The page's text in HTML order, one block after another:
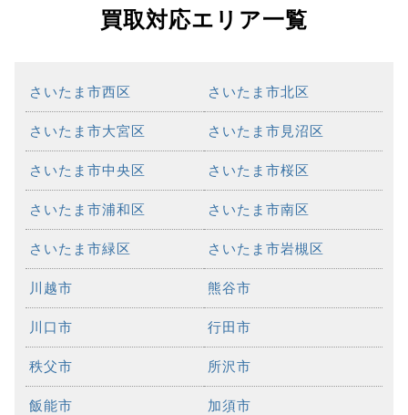
買取対応エリア一覧
さいたま市西区 さいたま市北区
さいたま市大宮区 さいたま市見沼区
さいたま市中央区 さいたま市桜区
さいたま市浦和区 さいたま市南区
さいたま市緑区 さいたま市岩槻区
川越市 熊谷市
川口市 行田市
秩父市 所沢市
飯能市 加須市